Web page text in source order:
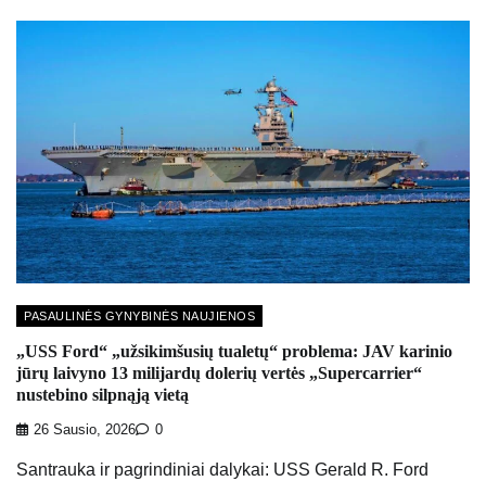
PASAULINĖS GYNYBINĖS NAUJIENOS
„USS Ford“ „užsikimšusių tualetų“ problema: JAV karinio
jūrų laivyno 13 milijardų dolerių vertės „Supercarrier“
nustebino silpnąją vietą
26 Sausio, 2026 0
Santrauka ir pagrindiniai dalykai: USS Gerald R. Ford